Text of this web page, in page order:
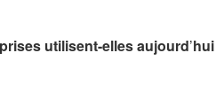
utilisent-elles aujourd’